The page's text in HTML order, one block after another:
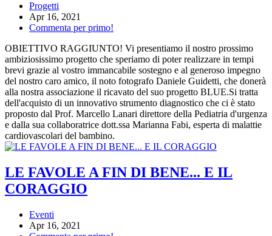
Progetti
Apr 16, 2021
Commenta per primo!
OBIETTIVO RAGGIUNTO! Vi presentiamo il nostro prossimo
ambiziosissimo progetto che speriamo di poter realizzare in tempi
brevi grazie al vostro immancabile sostegno e al generoso impegno
del nostro caro amico, il noto fotografo Daniele Guidetti, che donerà
alla nostra associazione il ricavato del suo progetto BLUE.Si tratta
dell'acquisto di un innovativo strumento diagnostico che ci è stato
proposto dal Prof. Marcello Lanari direttore della Pediatria d'urgenza
e dalla sua collaboratrice dott.ssa Marianna Fabi, esperta di malattie
cardiovascolari del bambino.
LE FAVOLE A FIN DI BENE... E IL
CORAGGIO
Eventi
Apr 16, 2021